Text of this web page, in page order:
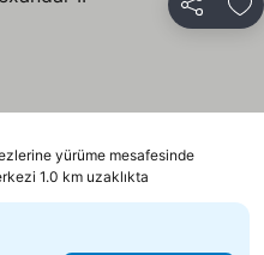
Paylaş
yürüme mesafesinde
1.0 km uzaklıkta